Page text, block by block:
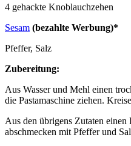
4 gehackte Knoblauchzehen
Sesam (bezahlte Werbung)*
Pfeffer, Salz
Zubereitung:
Aus Wasser und Mehl einen
die Pastamaschine ziehen.
Aus den übrigens Zutaten einen
abschmecken mit Pfeffer und